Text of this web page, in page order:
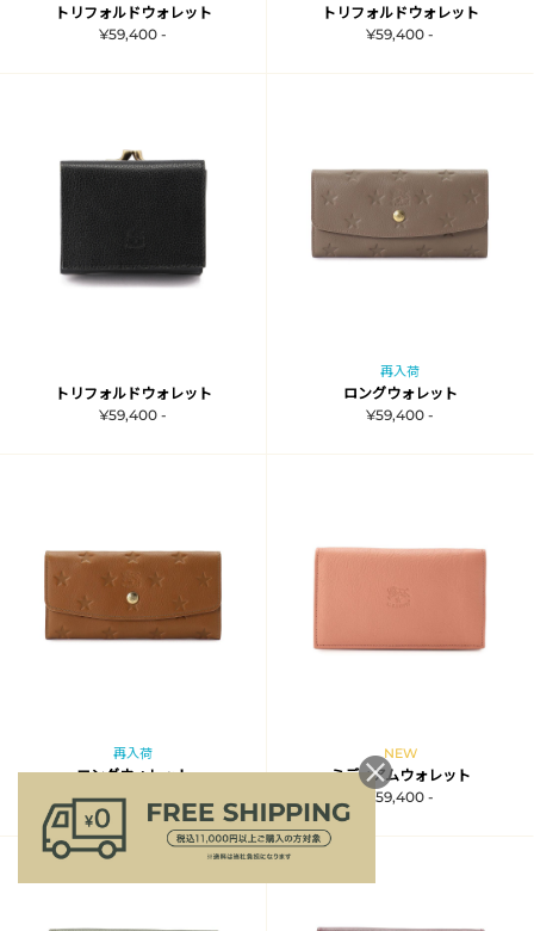
トリフォルドウォレット
¥59,400 -
トリフォルドウォレット
¥59,400 -
トリフォルドウォレット
¥59,400 -
再入荷
ロングウォレット
¥59,400 -
再入荷
ロングウォレット
¥59,400 -
NEW
ミディアムウォレット
¥59,400 -